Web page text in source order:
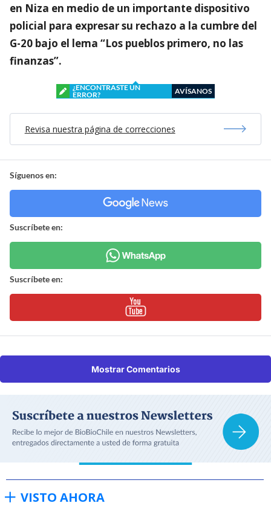
en Niza en medio de un importante dispositivo
policial para expresar su rechazo a la cumbre del
G-20 bajo el lema “Los pueblos primero, no las
finanzas”.
¿ENCONTRASTE UN
ERROR?
AVÍSANOS
Revisa nuestra página de correcciones
Síguenos en:
Suscríbete en:
Suscríbete en:
Mostrar Comentarios
VISTO AHORA